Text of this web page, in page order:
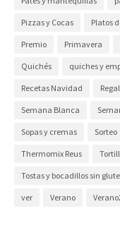
Pizzas y Cocas Platos
Premio Primavera
Quichés quiches y
Recetas Navidad
Semana Blanca
Sopas y cremas Sorteo
Thermomix Reus
Tostas y bocadillos sin
ver Verano